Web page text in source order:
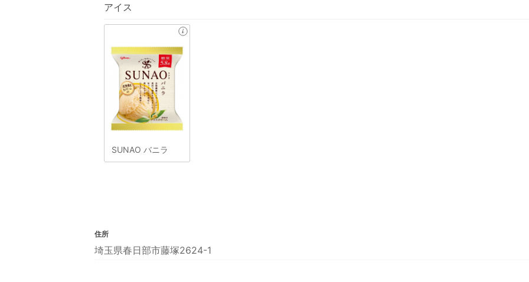
アイス
SUNAO バニラ
住所
埼玉県春日部市藤塚2624-1